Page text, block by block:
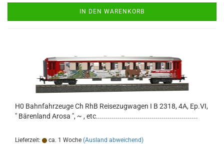
IN DEN WARENKORB
H0 Bahnfahrzeuge Ch RhB Reisezugwagen I B 2318, 4A, Ep.VI,
" Bärenland Arosa ", ~ , etc...................................................
Lieferzeit: ca. 1 Woche (Ausland abweichend)